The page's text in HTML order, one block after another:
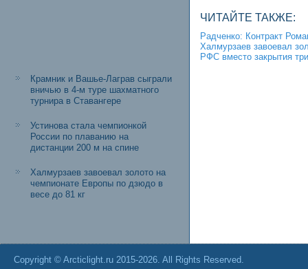
Крамник и Вашье-Лаграв сыграли
вничью в 4-м туре шахматного
турнира в Ставангере
Устинова стала чемпионкой
России по плаванию на
дистанции 200 м на спине
Халмурзаев завоевал золото на
чемпионате Европы по дзюдо в
весе до 81 кг
ЧИТАЙТЕ ТАКЖЕ:
Радченко: Контракт
Халмурзаев завоевал
РФС вместо закрытия
Copyright © Arcticlight.ru 2015-2026. All Rights Reserved.